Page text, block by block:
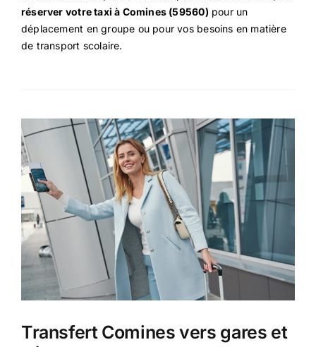
réserver votre taxi à Comines (59560) pour un
déplacement en groupe ou pour vos besoins en matière
de transport scolaire.
Transfert Comines vers gares et